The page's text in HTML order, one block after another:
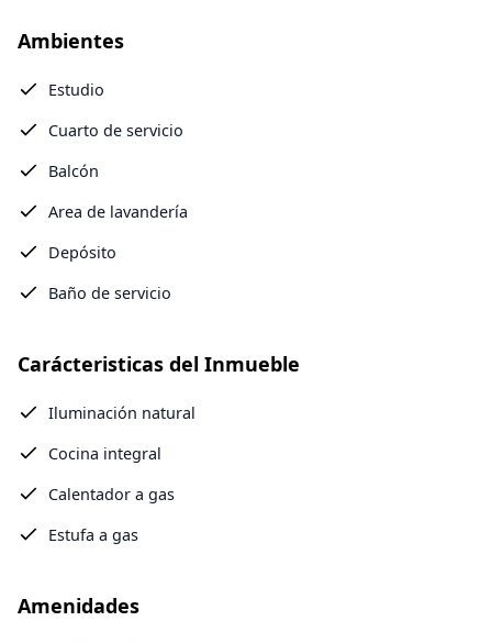
Ambientes
Estudio
Cuarto de servicio
Balcón
Area de lavandería
Depósito
Baño de servicio
Carácteristicas del Inmueble
Iluminación natural
Cocina integral
Calentador a gas
Estufa a gas
Amenidades